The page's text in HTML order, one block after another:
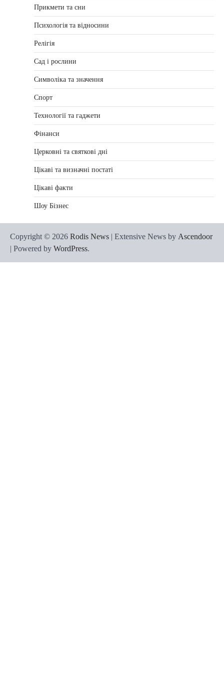
Прикмети та сни
Психологія та відносини
Релігія
Сад і рослини
Символіка та значення
Спорт
Технології та гаджети
Фінанси
Церковні та святкові дні
Цікаві та визначні постаті
Цікаві факти
Шоу Бізнес
Copyright © 2026 Rodis News | Extensive News by Ascendoor
| Powered by WordPress.